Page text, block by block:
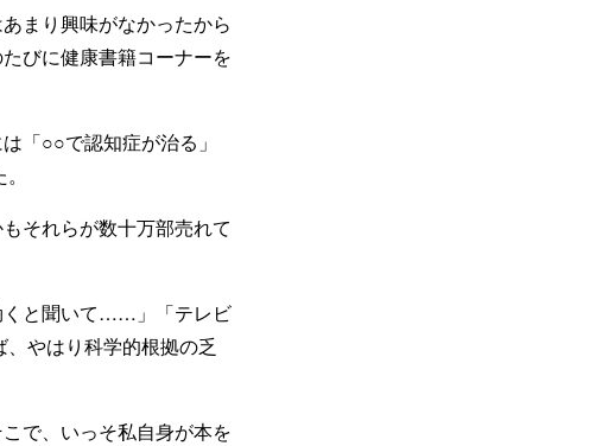
まり興味がなかったから
びに健康書籍コーナーを
「○○で認知症が治る」
それらが数十万部売れて
くと聞いて……」「テレビ
やはり科学的根拠の乏
で、いっそ私自身が本を